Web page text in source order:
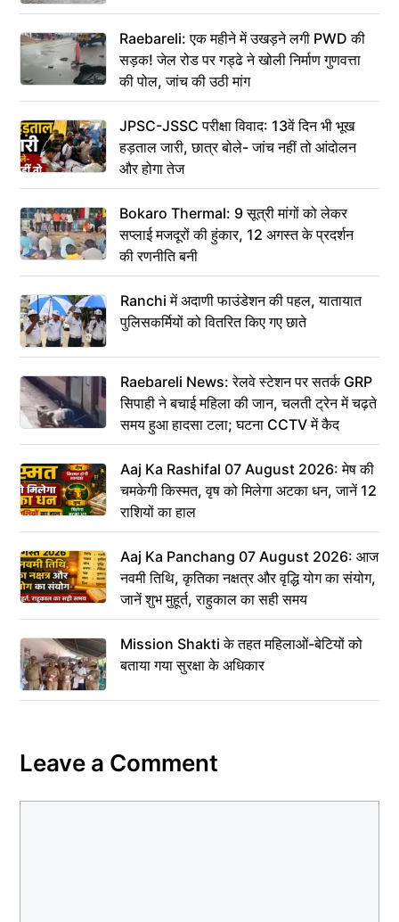
Raebareli: एक महीने में उखड़ने लगी PWD की
सड़क! जेल रोड पर गड्ढे ने खोली निर्माण गुणवत्ता
की पोल, जांच की उठी मांग
JPSC-JSSC परीक्षा विवाद: 13वें दिन भी भूख
हड़ताल जारी, छात्र बोले- जांच नहीं तो आंदोलन
और होगा तेज
Bokaro Thermal: 9 सूत्री मांगों को लेकर
सप्लाई मजदूरों की हुंकार, 12 अगस्त के प्रदर्शन
की रणनीति बनी
Ranchi में अदाणी फाउंडेशन की पहल, यातायात
पुलिसकर्मियों को वितरित किए गए छाते
Raebareli News: रेलवे स्टेशन पर सतर्क GRP
सिपाही ने बचाई महिला की जान, चलती ट्रेन में चढ़ते
समय हुआ हादसा टला; घटना CCTV में कैद
Aaj Ka Rashifal 07 August 2026: मेष की
चमकेगी किस्मत, वृष को मिलेगा अटका धन, जानें 12
राशियों का हाल
Aaj Ka Panchang 07 August 2026: आज
नवमी तिथि, कृतिका नक्षत्र और वृद्धि योग का संयोग,
जानें शुभ मुहूर्त, राहुकाल का सही समय
Mission Shakti के तहत महिलाओं-बेटियों को
बताया गया सुरक्षा के अधिकार
Leave a Comment